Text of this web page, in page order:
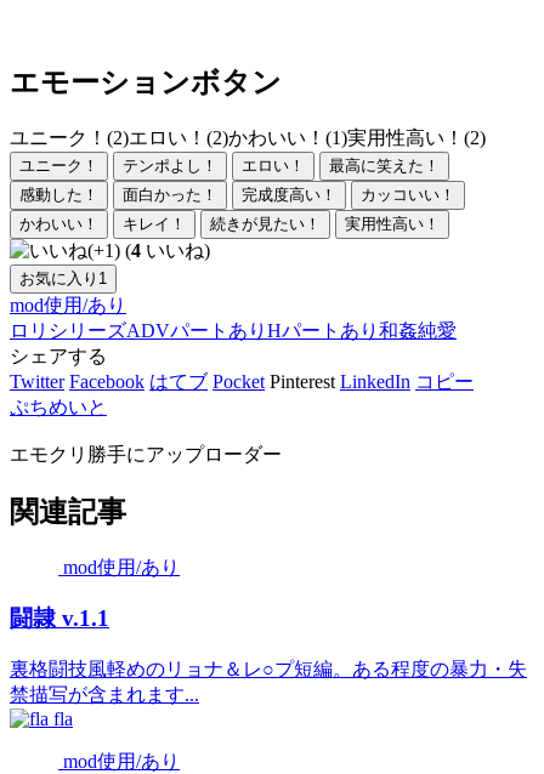
エモーションボタン
ユニーク！(2)エロい！(2)かわいい！(1)実用性高い！(2)
ユニーク！ テンポよし！ エロい！
最高に笑えた！
感動した！
面白かった！ 完成度高い！
カッコいい！
かわいい！
キレイ！ 続きが見たい！ 実用性高い！
(4 いいね)
お気に入り 1
mod使用/あり
ロリ シリーズADVパートあり Hパートあり 和姦純愛
シェアする
Twitter Facebook はてブ Pocket Pinterest LinkedIn コピー
ぷちめいと
エモクリ勝手にアップローダー
関連記事
mod使用/あり
闘隷 v.1.1
裏格闘技風軽めのリョナ＆レ○プ短編。ある程度の暴力・失
禁描写が含まれます...
fla
mod使用/あり